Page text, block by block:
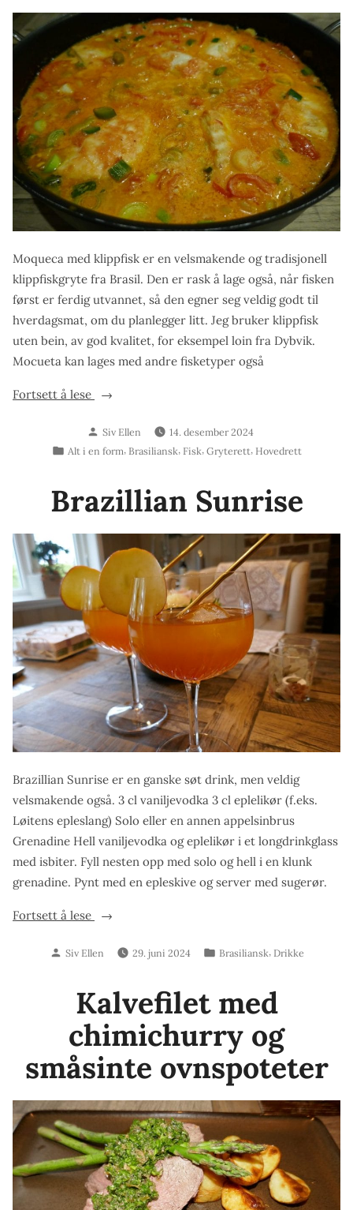
Moqueca med klippfisk er en velsmakende og tradisjonell
klippfiskgryte fra Brasil. Den er rask å lage også, når fisken
først er ferdig utvannet, så den egner seg veldig godt til
hverdagsmat, om du planlegger litt. Jeg bruker klippfisk
uten bein, av god kvalitet, for eksempel loin fra Dybvik.
Mocueta kan lages med andre fisketyper også
Fortsett å lese
«Moqueca
klippfisk»
Skrevet
av
Siv Ellen
14. desember 2024
Publisert
Alt i en form, Brasiliansk, Fisk, Gryterett, Hovedrett
Brazillian Sunrise
Brazillian Sunrise er en ganske søt drink, men veldig
velsmakende også. 3 cl vaniljevodka 3 cl eplelikør (f.eks.
Løitens epleslang) Solo eller en annen appelsinbrus
Grenadine Hell vaniljevodka og eplelikør i et longdrinkglass
med isbiter. Fyll nesten opp med solo og hell i en klunk
grenadine. Pynt med en epleskive og server med sugerør.
Fortsett å lese
«Brazillian
Skrevet
Siv Ellen 29. juni 2024
Publisert
Brasiliansk, Drikke
Kalvefilet med
chimichurry og
småsinte ovnspoteter